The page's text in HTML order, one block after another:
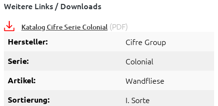
Weitere Links / Downloads
Katalog Cifre Serie Colonial (PDF)
Hersteller: Cifre Group
Serie: Colonial
Artikel: Wandfliese
Sortierung: I. Sorte